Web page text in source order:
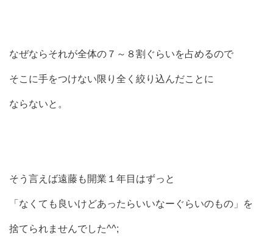
なぜならそれが全体の７～８割ぐらいを占めるので
そこに手をつけない限り全く絞り込んだことに
ならないと。
そう言えば遠藤も開業１年目はずっと
「なくても良いけどあったらいいなーぐらいのもの」を
捨てられませんでした^^;